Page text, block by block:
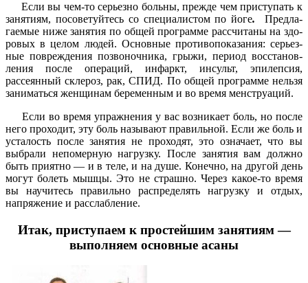
Если вы чем-то серьезно больны, прежде чем присту­пать к
занятиям, посоветуйтесь со специалистом по йоге.Предла­
гаемые ниже занятия по общей программе рассчитаны на здо­
ровых в целом людей. Основ­ные противопоказания: серьез­
ные повреждения позвоночни­ка, грыжи, период восстанов­
ления после операций, ин­фаркт, инсульт, эпилепсия,
рассеянный склероз, рак, СПИД. По общей программе нельзя
заниматься женщинам беременным и во время мен­струаций.
Если во время упражнения у вас возникает боль, но после
него проходит, эту боль назы­вают правильной. Если же боль и
усталость после занятия не проходят, это означает, что вы
выбрали непомерную нагрузку. После занятия вам должно
быть приятно — и в теле, и на душе. Конечно, на другой день
мо­гут болеть мышцы. Это не страшно. Через какое-то вре­мя
вы научитесь правильно распределять нагрузку и отдых,
напряжение и расслабление.
Итак, приступаем к простейшим занятиям —
выполняем основные асаны